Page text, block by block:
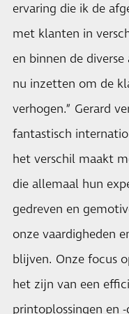
ervaring die ik de
met klanten in
en binnen de
nu inzetten om de
verhogen.” Gerard
fantastisch
het verschil maakt
die allemaal hun
gedreven en
onze vaardigheden
blijven. Onze focus
het zijn van een
printoplossingen en